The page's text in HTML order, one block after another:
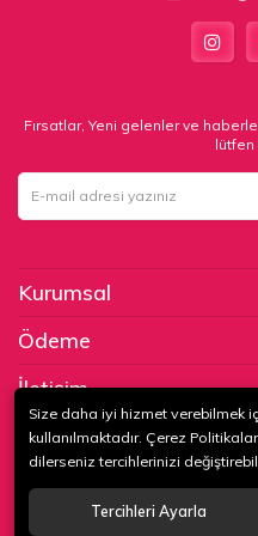
Fırsatlar, Yeni gelenler ve
lütfen
Kurumsal
Ödeme
İletişim
© 2020KAPTAN KUNDURA DERİ
ŞTİ. Tüm
Size daha iyi hizmet verebilmek
kullanılmaktadır. Çerez
dilerseniz tercihlerinizi
Tercihleri Ayarla